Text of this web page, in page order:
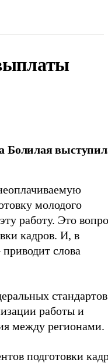
Болилая
молодого
работу. Это
кадров. И, в
слова
работы и
между регионами.
подготовки